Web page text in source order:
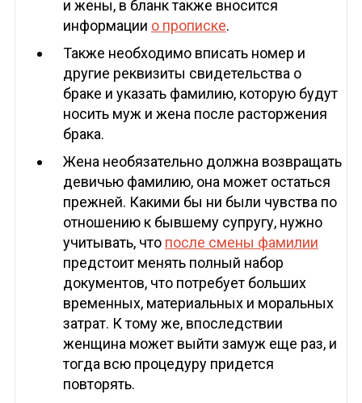
и жены, в бланк также вносится
информации о прописке.
Также необходимо вписать номер и
другие реквизиты свидетельства о
браке и указать фамилию, которую будут
носить муж и жена после расторжения
брака.
Жена необязательно должна возвращать
девичью фамилию, она может остаться
прежней. Какими бы ни были чувства по
отношению к бывшему супругу, нужно
учитывать, что после смены фамилии
предстоит менять полный набор
документов, что потребует больших
временных, материальных и моральных
затрат. К тому же, впоследствии
женщина может выйти замуж еще раз, и
тогда всю процедуру придется
повторять.